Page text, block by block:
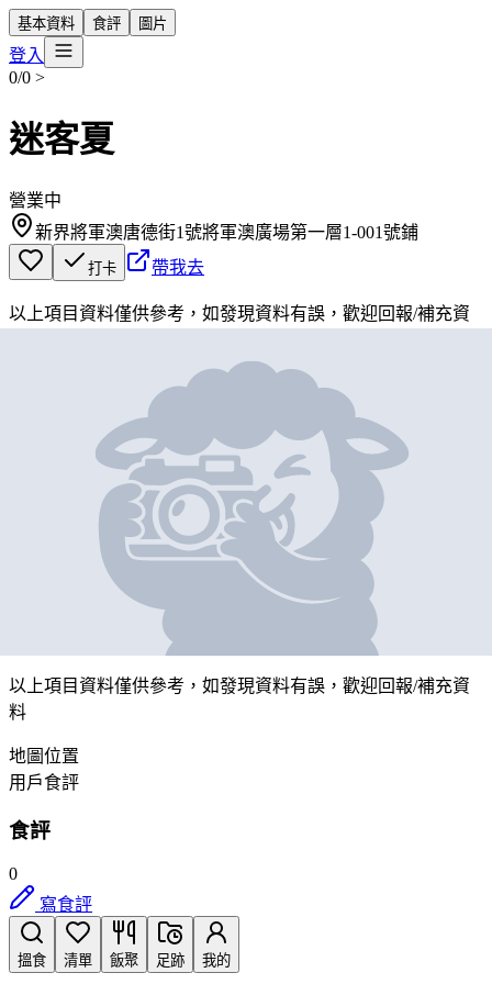
基本資料 食評 圖片
登入
0/0 >
迷客夏
營業中
新界將軍澳唐德街1號將軍澳廣場第一層1-001號鋪
打卡 帶我去
以上項目資料僅供參考，如發現資料有誤，歡迎回報/補充資
迷客夏
新界將軍澳唐德街1號將軍澳廣場第一層1-001號鋪
帶我去
以上項目資料僅供參考，如發現資料有誤，歡迎回報/補充資
料
地圖位置
用戶食評
食評
0
寫食評
搵食 清單 飯聚 足跡 我的